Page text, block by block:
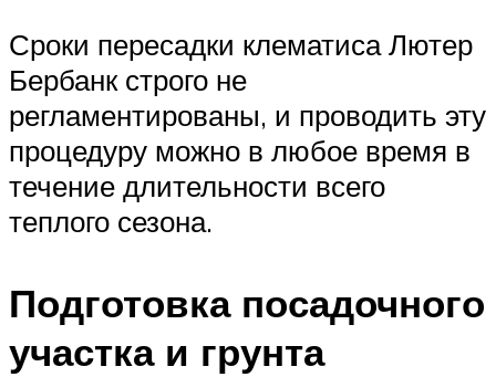
Сроки пересадки клематиса Лютер
Бербанк строго не
регламентированы, и проводить эту
процедуру можно в любое время в
течение длительности всего
теплого сезона.
Подготовка посадочного
участка и грунта